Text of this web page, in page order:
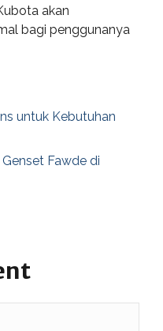
akan
bagi penggunanya
untuk Kebutuhan
Fawde di